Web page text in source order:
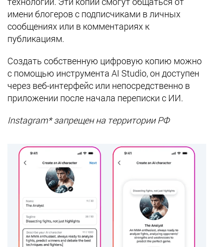
имени блогеров с подписчиками в личных
сообщениях или в комментариях к
публикациям.
Создать собственную цифровую копию можно
с помощью инструмента AI Studio, он доступен
через веб-интерфейс или непосредственно в
приложении после начала переписки с ИИ.
Instagram* запрещен на территории РФ